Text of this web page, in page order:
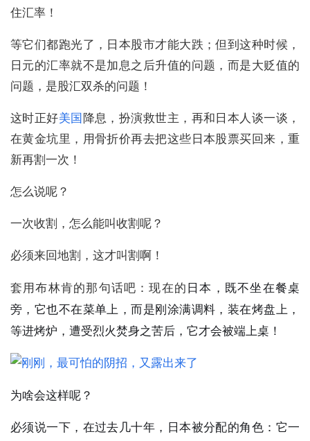
住汇率！
等它们都跑光了，日本股市才能大跌；但到这种时候，
日元的汇率就不是加息之后升值的问题，而是大贬值的
问题，是股汇双杀的问题！
这时正好美国 降息，扮演救世主，再和日本人谈一谈，
在黄金坑里，用骨折价再去把这些日本股票买回来，重
新再割一次！
怎么说呢？
一次收割，怎么能叫收割呢？
必须来回地割，这才叫割啊！
套用布林肯的那句话吧：现在的 日本，既不坐在餐桌
旁，它也不在菜单上，而是刚涂满调料，装在烤盘上，
等进烤炉，遭受烈火焚身之苦后，它才会被端上桌！
为啥会这样呢？
必须说一下，在过去几十年，日本被分配的角色：它一